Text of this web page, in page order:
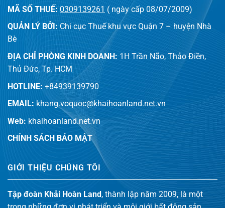
MÃ SỐ THUẾ: 0309139261 ( ngày cấp 08/07/2009)
QUẢN LÝ BỞI: Chi cục Thuế khu vực Quận 7 – huyện Nhà
Bè
ĐỊA CHỈ PHÒNG KINH DOANH: 1H Trần Não, Thảo Điền,
Thủ Đức, Tp. HCM
HOTLINE: +84939139790
EMAIL: khang.voquoc@khaihoanland.net.vn
Web: khaihoanland.net.vn
CHÍNH SÁCH BẢO MẬT
GIỚI THIỆU CHÚNG TÔI
Tập đoàn Khải Hoàn Land, thành lập năm 2009, là một